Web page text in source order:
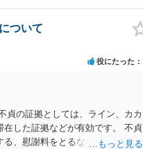
として許されます。 ただし、真
では、相談者さんの合意を全う
に思われます。 もちろん、医師
さんが攻撃対象にならないよ
ついて
役にたった
貞の証拠としては、ライン、カカ
した証拠などが有効です。 不貞
、慰謝料をとるなど）ことがで